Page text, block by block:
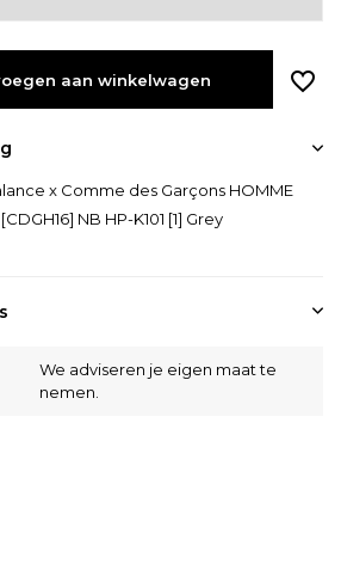
aan winkelwagen
x Comme des Garçons HOMME
NB HP-K101 [1] Grey
We adviseren je eigen maat te
nemen.